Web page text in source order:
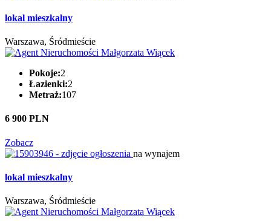
lokal mieszkalny
Warszawa, Śródmieście
Pokoje:2
Łazienki:2
Metraż:107
6 900 PLN
Zobacz
na wynajem
lokal mieszkalny
Warszawa, Śródmieście